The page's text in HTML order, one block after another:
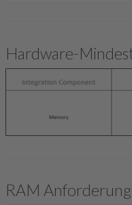
Hardware-
RAM